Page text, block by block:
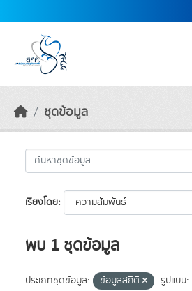
ชุดข้อมูล
เรียงโดย
พบ 1 ชุดข้อมูล
ประเภทชุดข้อมูล: ข้อมูลสถิติ รูปแบบ: